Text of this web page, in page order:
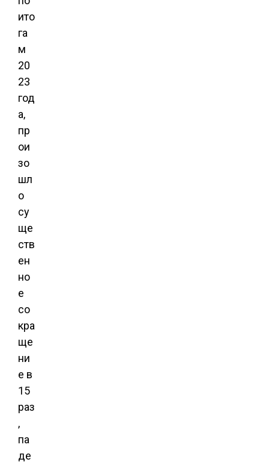
ито
га
м
20
23
год
а,
пр
ои
зо
шл
о
су
ще
ств
ен
но
е
со
кра
ще
ни
е в
15
раз
,
па
де